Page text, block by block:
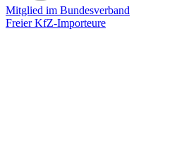
Mitglied im Bundesverband
Freier KfZ-Importeure